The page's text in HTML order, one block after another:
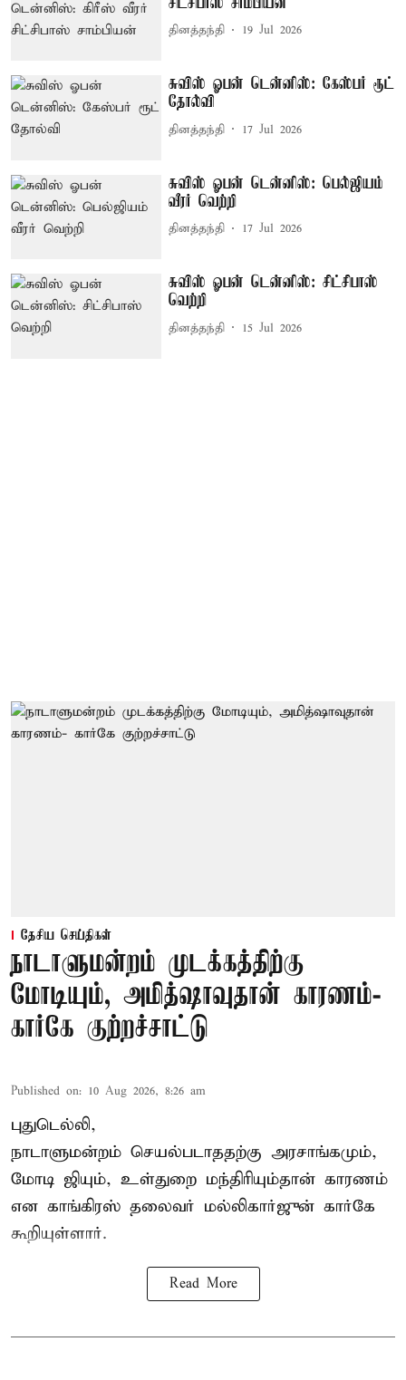
தினத்தந்தி 19 Jul 2026
சுவிஸ் ஓபன் டென்னிஸ்: கேஸ்பர் ரூட்
தோல்வி
தினத்தந்தி 17 Jul 2026
சுவிஸ் ஓபன் டென்னிஸ்: பெல்ஜியம்
வீரர் வெற்றி
தினத்தந்தி 17 Jul 2026
சுவிஸ் ஓபன் டென்னிஸ்: சிட்சிபாஸ்
வெற்றி
தினத்தந்தி 15 Jul 2026
தேசிய செய்திகள்
நாடாளுமன்றம் முடக்கத்திற்கு
மோடியும், அமித்ஷாவுதான் காரணம்-
கார்கே குற்றச்சாட்டு
Published on: 10 Aug 2026, 8:26 am
புதுடெல்லி,
நாடாளுமன்றம் செயல்படாததற்கு அரசாங்கமும்,
மோடி ஜியும், உள்துறை மந்திரியும்தான் காரணம்
என காங்கிரஸ் தலைவர் மல்லிகார்ஜுன் கார்கே
கூறியுள்ளார்.
Read More